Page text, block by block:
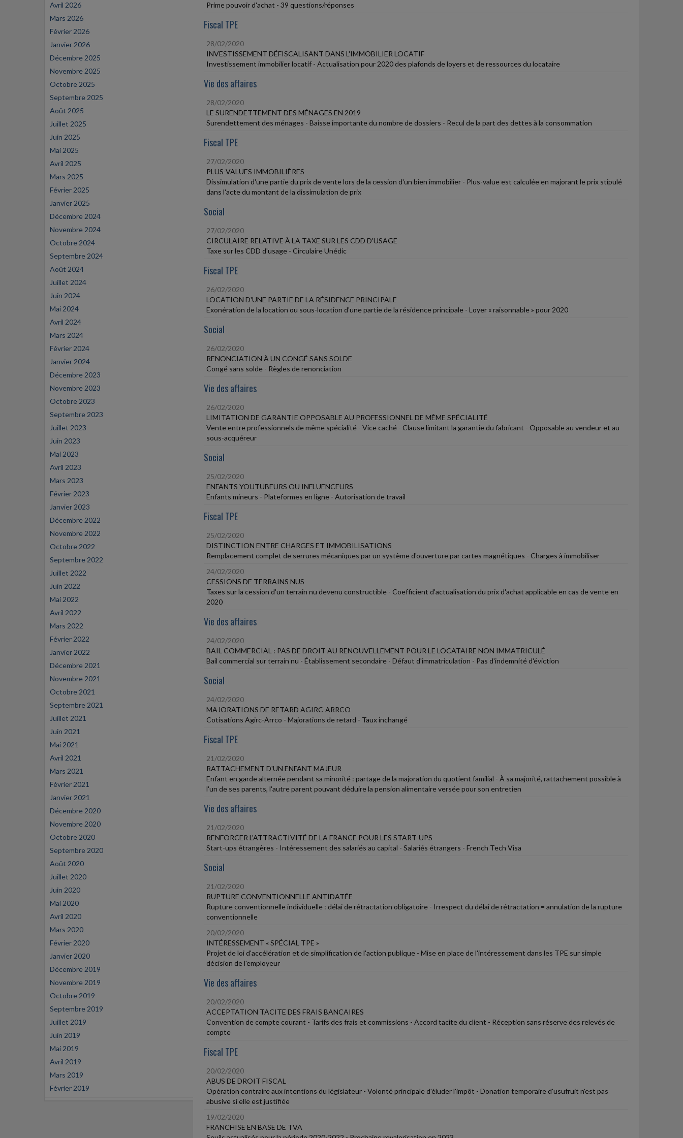
Avril 2026
Mars 2026
Février 2026
Janvier 2026
Décembre 2025
Novembre 2025
Octobre 2025
Septembre 2025
Août 2025
Juillet 2025
Juin 2025
Mai 2025
Avril 2025
Mars 2025
Février 2025
Janvier 2025
Décembre 2024
Novembre 2024
Octobre 2024
Septembre 2024
Août 2024
Juillet 2024
Juin 2024
Mai 2024
Avril 2024
Mars 2024
Février 2024
Janvier 2024
Décembre 2023
Novembre 2023
Octobre 2023
Septembre 2023
Juillet 2023
Juin 2023
Mai 2023
Avril 2023
Mars 2023
Février 2023
Janvier 2023
Décembre 2022
Novembre 2022
Octobre 2022
Septembre 2022
Juillet 2022
Juin 2022
Mai 2022
Avril 2022
Mars 2022
Février 2022
Janvier 2022
Décembre 2021
Novembre 2021
Octobre 2021
Septembre 2021
Juillet 2021
Juin 2021
Mai 2021
Avril 2021
Mars 2021
Février 2021
Janvier 2021
Décembre 2020
Novembre 2020
Octobre 2020
Septembre 2020
Août 2020
Juillet 2020
Juin 2020
Mai 2020
Avril 2020
Mars 2020
Février 2020
Janvier 2020
Décembre 2019
Novembre 2019
Octobre 2019
Septembre 2019
Juillet 2019
Juin 2019
Mai 2019
Avril 2019
Mars 2019
Février 2019
Prime pouvoir d'achat - 39 questions/réponses
Fiscal TPE
28/02/2020
INVESTISSEMENT DÉFISCALISANT DANS L'IMMOBILIER LOCATIF
Investissement immobilier locatif - Actualisation pour 2020 des plafonds de loyers et de ressources du locataire
Vie des affaires
28/02/2020
LE SURENDETTEMENT DES MÉNAGES EN 2019
Surendettement des ménages - Baisse importante du nombre de dossiers - Recul de la part des dettes à la consommation
Fiscal TPE
27/02/2020
PLUS-VALUES IMMOBILIÈRES
Dissimulation d'une partie du prix de vente lors de la cession d'un bien immobilier - Plus-value est calculée en majorant le prix stipulé
dans l'acte du montant de la dissimulation de prix
Social
27/02/2020
CIRCULAIRE RELATIVE À LA TAXE SUR LES CDD D'USAGE
Taxe sur les CDD d'usage - Circulaire Unédic
Fiscal TPE
26/02/2020
LOCATION D'UNE PARTIE DE LA RÉSIDENCE PRINCIPALE
Exonération de la location ou sous-location d'une partie de la résidence principale - Loyer « raisonnable » pour 2020
Social
26/02/2020
RENONCIATION À UN CONGÉ SANS SOLDE
Congé sans solde - Règles de renonciation
Vie des affaires
26/02/2020
LIMITATION DE GARANTIE OPPOSABLE AU PROFESSIONNEL DE MÊME SPÉCIALITÉ
Vente entre professionnels de même spécialité - Vice caché - Clause limitant la garantie du fabricant - Opposable au vendeur et au
sous-acquéreur
Social
25/02/2020
ENFANTS YOUTUBEURS OU INFLUENCEURS
Enfants mineurs - Plateformes en ligne - Autorisation de travail
Fiscal TPE
25/02/2020
DISTINCTION ENTRE CHARGES ET IMMOBILISATIONS
Remplacement complet de serrures mécaniques par un système d'ouverture par cartes magnétiques - Charges à immobiliser
24/02/2020
CESSIONS DE TERRAINS NUS
Taxes sur la cession d'un terrain nu devenu constructible - Coefficient d'actualisation du prix d'achat applicable en cas de vente en
2020
Vie des affaires
24/02/2020
BAIL COMMERCIAL : PAS DE DROIT AU RENOUVELLEMENT POUR LE LOCATAIRE NON IMMATRICULÉ
Bail commercial sur terrain nu - Établissement secondaire - Défaut d'immatriculation - Pas d'indemnité d'éviction
Social
24/02/2020
MAJORATIONS DE RETARD AGIRC-ARRCO
Cotisations Agirc-Arrco - Majorations de retard - Taux inchangé
Fiscal TPE
21/02/2020
RATTACHEMENT D'UN ENFANT MAJEUR
Enfant en garde alternée pendant sa minorité : partage de la majoration du quotient familial - À sa majorité, rattachement possible à
l'un de ses parents, l'autre parent pouvant déduire la pension alimentaire versée pour son entretien
Vie des affaires
21/02/2020
RENFORCER L'ATTRACTIVITÉ DE LA FRANCE POUR LES START-UPS
Start-ups étrangères - Intéressement des salariés au capital - Salariés étrangers - French Tech Visa
Social
21/02/2020
RUPTURE CONVENTIONNELLE ANTIDATÉE
Rupture conventionnelle individuelle : délai de rétractation obligatoire - Irrespect du délai de rétractation = annulation de la rupture
conventionnelle
20/02/2020
INTÉRESSEMENT « SPÉCIAL TPE »
Projet de loi d'accélération et de simplification de l'action publique - Mise en place de l'intéressement dans les TPE sur simple
décision de l'employeur
Vie des affaires
20/02/2020
ACCEPTATION TACITE DES FRAIS BANCAIRES
Convention de compte courant - Tarifs des frais et commissions - Accord tacite du client - Réception sans réserve des relevés de
compte
Fiscal TPE
20/02/2020
ABUS DE DROIT FISCAL
Opération contraire aux intentions du législateur - Volonté principale d'éluder l'impôt - Donation temporaire d'usufruit n'est pas
abusive si elle est justifiée
19/02/2020
FRANCHISE EN BASE DE TVA